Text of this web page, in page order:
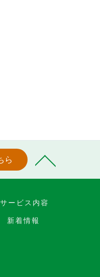
ら
サービス内容
新着情報